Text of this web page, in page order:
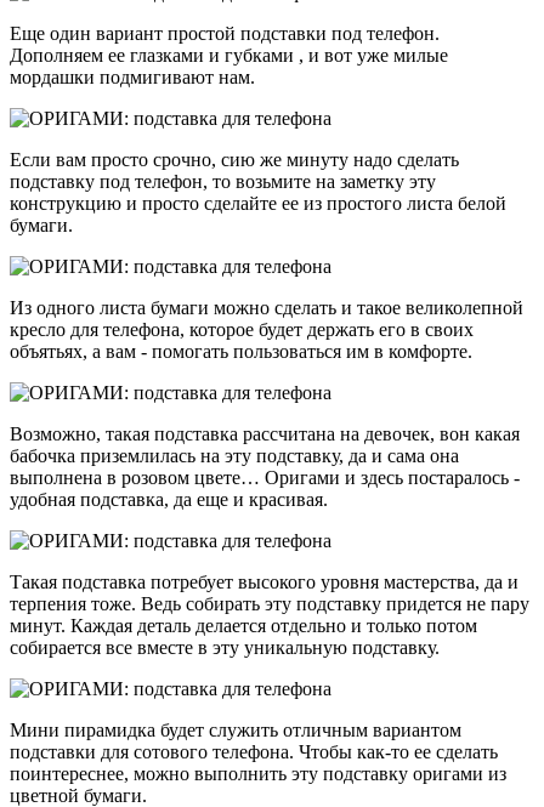
Еще один вариант простой подставки под телефон.
Дополняем ее глазками и губками , и вот уже милые
мордашки подмигивают нам.
Если вам просто срочно, сию же минуту надо сделать
подставку под телефон, то возьмите на заметку эту
конструкцию и просто сделайте ее из простого листа белой
бумаги.
Из одного листа бумаги можно сделать и такое великолепной
кресло для телефона, которое будет держать его в своих
объятьях, а вам - помогать пользоваться им в комфорте.
Возможно, такая подставка рассчитана на девочек, вон какая
бабочка приземлилась на эту подставку, да и сама она
выполнена в розовом цвете… Оригами и здесь постаралось -
удобная подставка, да еще и красивая.
Такая подставка потребует высокого уровня мастерства, да и
терпения тоже. Ведь собирать эту подставку придется не пару
минут. Каждая деталь делается отдельно и только потом
собирается все вместе в эту уникальную подставку.
Мини пирамидка будет служить отличным вариантом
подставки для сотового телефона. Чтобы как-то ее сделать
поинтереснее, можно выполнить эту подставку оригами из
цветной бумаги.